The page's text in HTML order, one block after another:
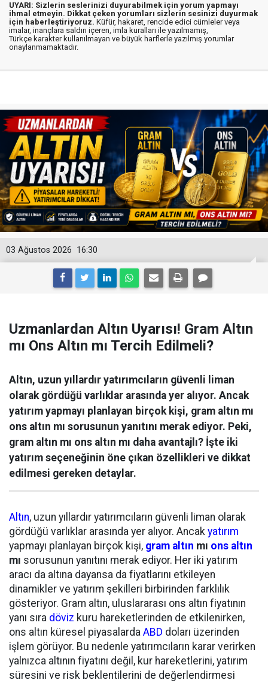
UYARI: Sizlerin seslerinizi duyurabilmek için yorum yapmayı
ihmal etmeyin. Dikkat çeken yorumları sizlerin sesinizi duyurmak
için haberleştiriyoruz. Küfür, hakaret, rencide edici cümleler veya
imalar, inançlara saldırı içeren, imla kuralları ile yazılmamış,
Türkçe karakter kullanılmayan ve büyük harflerle yazılmış yorumlar
onaylanmamaktadır.
16:30
03 Ağustos 2026
Uzmanlardan Altın Uyarısı! Gram Altın
mı Ons Altın mı Tercih Edilmeli?
Altın, uzun yıllardır yatırımcıların güvenli liman
olarak gördüğü varlıklar arasında yer alıyor. Ancak
yatırım yapmayı planlayan birçok kişi, gram altın mı
ons altın mı sorusunun yanıtını merak ediyor. Peki,
gram altın mı ons altın mı daha avantajlı? İşte iki
yatırım seçeneğinin öne çıkan özellikleri ve dikkat
edilmesi gereken detaylar.
Altın, uzun yıllardır yatırımcıların güvenli liman olarak
gördüğü varlıklar arasında yer alıyor. Ancak yatırım
yapmayı planlayan birçok kişi, gram altın mı ons altın
mı sorusunun yanıtını merak ediyor. Her iki yatırım
aracı da altına dayansa da fiyatlarını etkileyen
dinamikler ve yatırım şekilleri birbirinden farklılık
gösteriyor. Gram altın, uluslararası ons altın fiyatının
yanı sıra döviz kuru hareketlerinden de etkilenirken,
ons altın küresel piyasalarda ABD doları üzerinden
işlem görüyor. Bu nedenle yatırımcıların karar verirken
yalnızca altının fiyatını değil, kur hareketlerini, yatırım
süresini ve risk beklentilerini de değerlendirmesi